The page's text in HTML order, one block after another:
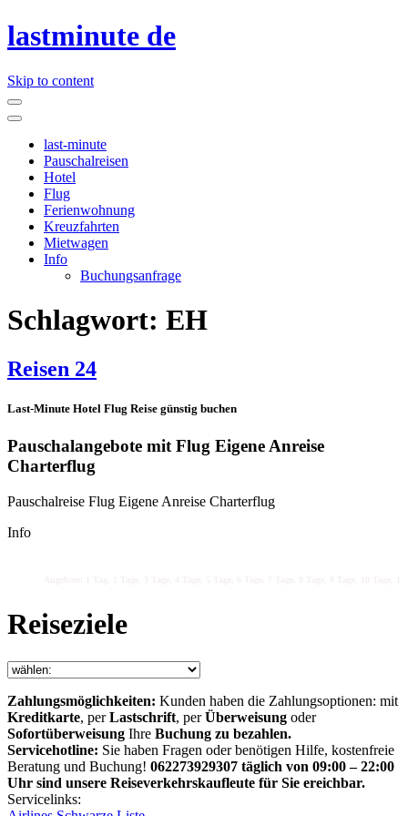
lastminute de
Skip to content
last-minute
Pauschalreisen
Hotel
Flug
Ferienwohnung
Kreuzfahrten
Mietwagen
Info
Buchungsanfrage
Schlagwort: EH
Reisen 24
Last-Minute Hotel Flug Reise günstig buchen
Pauschalangebote mit Flug Eigene Anreise
Charterflug
Pauschalreise Flug Eigene Anreise Charterflug
Info
Reiseziele
Zahlungsmöglichkeiten: Kunden haben die Zahlungsoptionen: mit
Kreditkarte, perLastschrift, perÜberweisung oder
Sofortüberweisung Ihre Buchung zu bezahlen.
Servicehotline: Sie haben Fragen oder benötigen Hilfe, kostenfreie
Beratung und Buchung! 062273929307 täglich von 09:00 – 22:00
Uhr sind unsere Reiseverkehrskaufleute für Sie ereichbar.
Servicelinks: